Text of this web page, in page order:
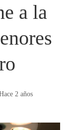
a la
2 años